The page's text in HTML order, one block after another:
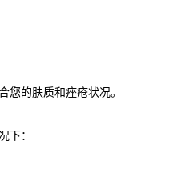
您的肤质和痤疮状况。
下：